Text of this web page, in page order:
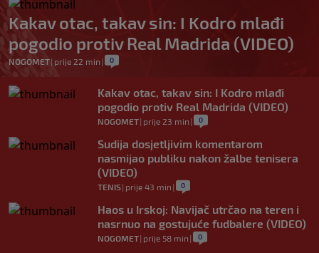
Kakav otac, takav sin: I Kodro mlađi
pogodio protiv Real Madrida (VIDEO)
NOGOMET| prije 22 min | 0
Kakav otac, takav sin: I Kodro mlađi
pogodio protiv Real Madrida (VIDEO)
NOGOMET| prije 23 min | 0
Sudija dosjetljivim komentarom
nasmijao publiku nakon žalbe tenisera
(VIDEO)
TENIS| prije 43 min | 0
Haos u Irskoj: Navijač utrčao na teren i
nasrnuo na gostujuće fudbalere (VIDEO)
NOGOMET| prije 58 min | 0